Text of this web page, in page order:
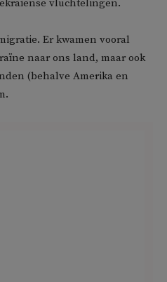
vluchtelingen.
Er kwamen vooral
naar ons land, maar ook
(behalve Amerika en